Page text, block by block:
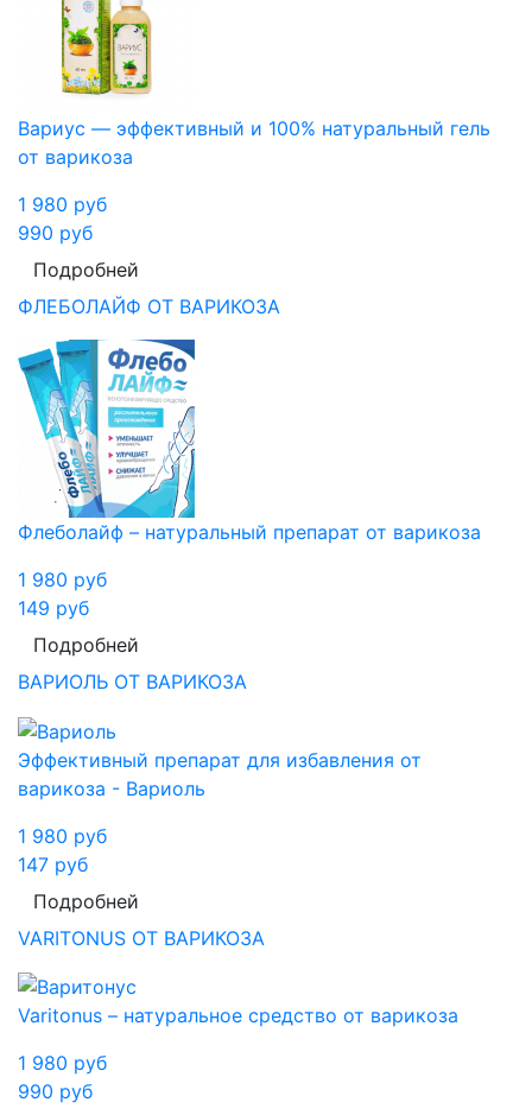
Вариус — эффективный и 100% натуральный гель
от варикоза
1 980 руб
990 руб
Подробней
ФЛЕБОЛАЙФ ОТ ВАРИКОЗА
Флеболайф – натуральный препарат от варикоза
1 980 руб
149 руб
Подробней
ВАРИОЛЬ ОТ ВАРИКОЗА
Эффективный препарат для избавления от
варикоза - Вариоль
1 980 руб
147 руб
Подробней
VARITONUS ОТ ВАРИКОЗА
Varitonus – натуральное средство от варикоза
1 980 руб
990 руб